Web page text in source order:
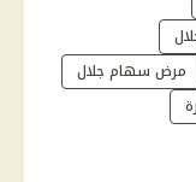
مرض سهام جلال